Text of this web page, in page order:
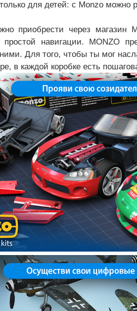
для детей: с Monzo можно
приобрести через магазин
простой навигации. MONZO
Для того, чтобы ты мог
в каждой коробке есть